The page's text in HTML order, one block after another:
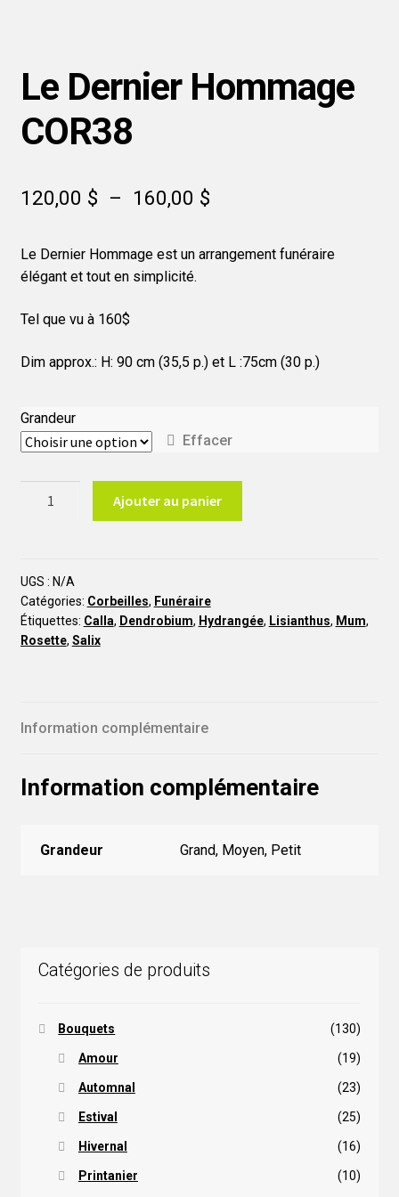
Le Dernier Hommage
COR38
120,00 $ – 160,00 $Plage
prix :
160,00 $
Le Dernier Hommage est un arrangement funéraire
élégant et tout en simplicité.
Tel que vu à 160$
Dim approx.: H: 90 cm (35,5 p.) et L :75cm (30 p.)
Grandeur
Effacer
Hommage
COR38
Ajouter au panier
UGS : N/A
Catégories: Corbeilles, Funéraire
Étiquettes: Calla, Dendrobium, Hydrangée, Lisianthus, Mum,
Rosette, Salix
Information complémentaire
Information complémentaire
Grandeur Grand, Moyen, Petit
Catégories de produits
Bouquets (130)
Amour (19)
Automnal (23)
Estival (25)
Hivernal (16)
Printanier (10)